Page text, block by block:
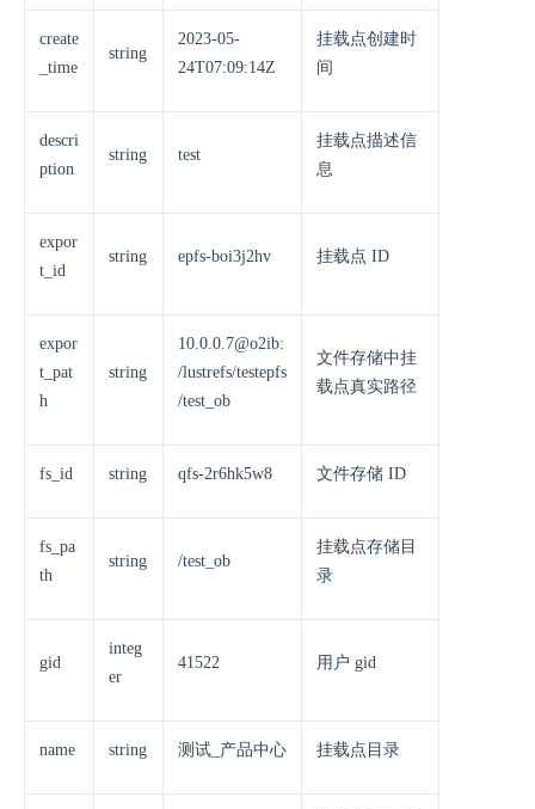
create
_time
string
2023-05-
24T07:09:14Z
挂载点创建时
间
descri
ption
string test
挂载点描述信
息
expor
t_id
string epfs-boi3j2hv 挂载点 ID
expor
t_pat
h
string
10.0.0.7@o2ib:
/lustrefs/testepfs
/test_ob
文件存储中挂
载点真实路径
fs_id string qfs-2r6hk5w8 文件存储 ID
fs_pa
th
string /test_ob
挂载点存储目
录
gid
integ
er
41522 用户 gid
name string 测试_产品中心 挂载点目录